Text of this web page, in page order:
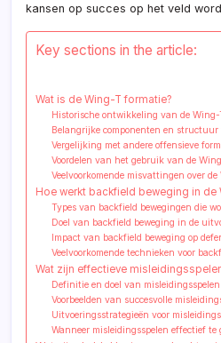
kansen op succes op het veld
Key sections in the article:
Wat is de Wing-T formatie?
Historische ontwikkeling van de
Belangrijke componenten en
Vergelijking met andere offensieve
Voordelen van het gebruik van de
Veelvoorkomende misvattingen over
Hoe werkt backfield beweging in de
Types van backfield bewegingen die
Doel van backfield beweging in de
Impact van backfield beweging op
Veelvoorkomende technieken voor
Wat zijn effectieve
Definitie en doel van misleidingsspelen
Voorbeelden van succesvolle
Uitvoeringsstrategieën voor
Wanneer misleidingsspelen effectief te